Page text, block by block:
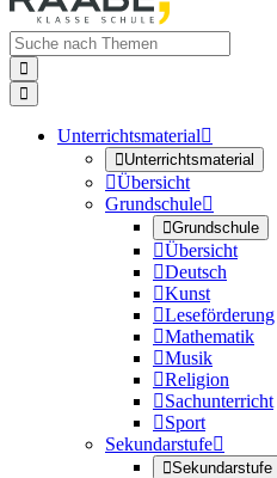


Unterrichtsmaterial
Unterrichtsmaterial
Übersicht
Grundschule
Grundschule
Übersicht
Deutsch
Kunst
Leseförderung
Mathematik
Musik
Religion
Sachunterricht
Sport
Sekundarstufe
Sekundarstufe